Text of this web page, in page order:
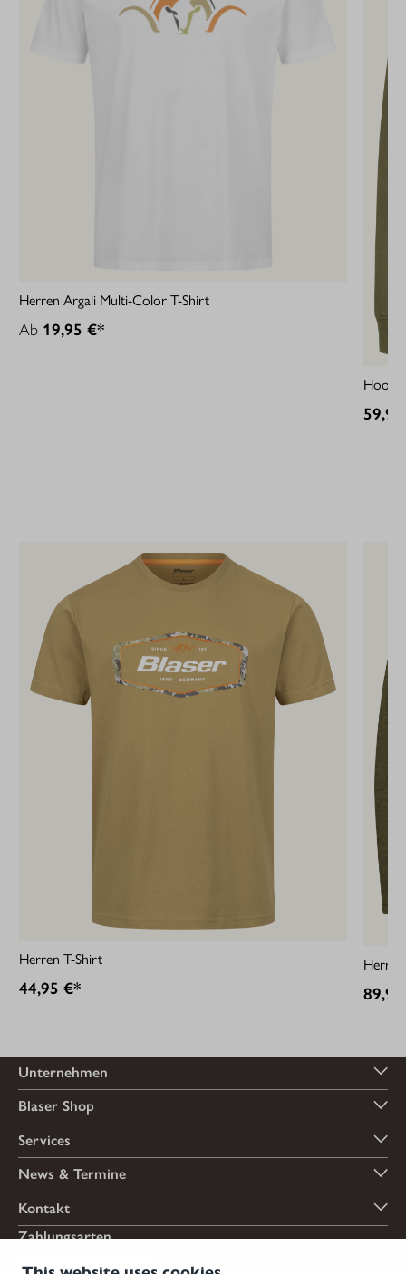
Herren Argali Multi-Color T-Shirt
Ab 19,95 €*
Herren T-Shirt
44,95 €*
Unternehmen
Blaser Shop
Services
News & Termine
Kontakt
Zahlungsarten